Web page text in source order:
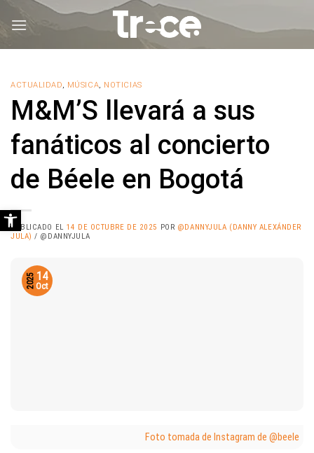
ACTUALIDAD, MÚSICA, NOTICIAS
M&M’S llevará a sus
fanáticos al concierto
de Béele en Bogotá
PUBLICADO EL 14 DE OCTUBRE DE 2025 POR @DANNYJULA (DANNY ALEXÁNDER
JULA) / @DANNYJULA
Foto tomada de Instagram de @beele
14
Oct
2025
Abrir barra de herramientas